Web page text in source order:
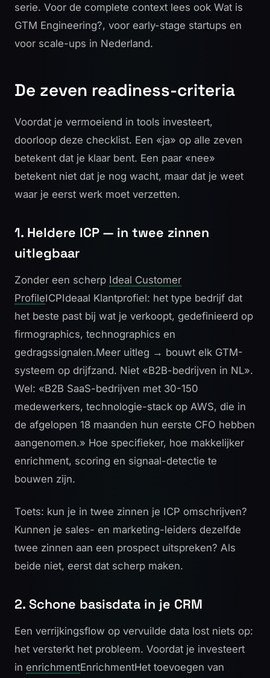
serie. Voor de complete context lees ook Wat is
GTM Engineering?, voor early-stage startups en
voor scale-ups in Nederland.
De zeven readiness-criteria
Voordat je vermoeiend in tools investeert,
doorloop deze checklist. Een «ja» op alle zeven
betekent dat je klaar bent. Een paar «nee»
betekent niet dat je nog wacht, maar dat je weet
waar je eerst werk moet verzetten.
1. Heldere ICP — in twee zinnen
uitlegbaar
Zonder een scherp Ideal Customer
ProfileICPIdeaal Klantprofiel: het type bedrijf dat
het beste past bij wat je verkoopt, gedefinieerd op
firmographics, technographics en
gedragssignalen.Meer uitleg → bouwt elk GTM-
systeem op drijfzand. Niet «B2B-bedrijven in NL».
Wel: «B2B SaaS-bedrijven met 30-150
medewerkers, technologie-stack op AWS, die in
de afgelopen 18 maanden hun eerste CFO hebben
aangenomen.» Hoe specifieker, hoe makkelijker
enrichment, scoring en signaal-detectie te
bouwen zijn.
Toets: kun je in twee zinnen je ICP omschrijven?
Kunnen je sales- en marketing-leiders dezelfde
twee zinnen aan een prospect uitspreken? Als
beide niet, eerst dat scherp maken.
2. Schone basisdata in je CRM
Een verrijkingsflow op vervuilde data lost niets op:
het versterkt het probleem. Voordat je investeert
in enrichmentEnrichmentHet toevoegen van